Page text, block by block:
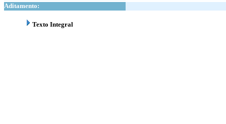
Aditamento:
Texto Integral